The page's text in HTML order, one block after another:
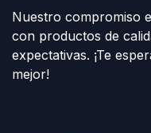
Nuestro compromiso
con productos de
expectativas. ¡Te
mejor!